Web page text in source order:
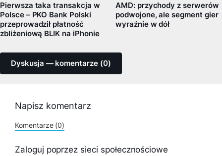
Pierwsza taka transakcja w
Polsce – PKO Bank Polski
przeprowadził płatność
zbliżeniową BLIK na iPhonie
AMD: przychody z serwerów
podwojone, ale segment gier
wyraźnie w dół
Dyskusja — komentarze (0)
Napisz komentarz
Komentarze (0)
Zaloguj poprzez sieci społecznościowe